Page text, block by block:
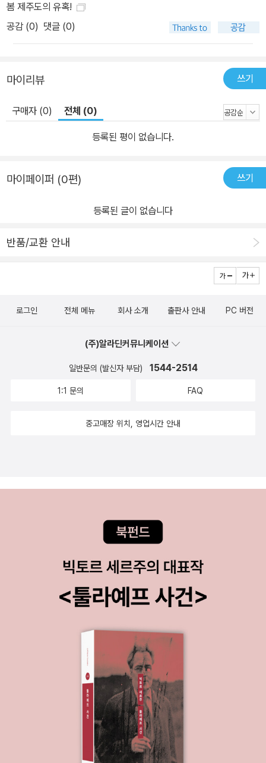
봄 제주도의 유혹!
공감 (0) 댓글 (0)
마이리뷰 쓰기
구매자 (0) 전체 (0)
등록된 평이 없습니다.
마이페이퍼 (0편) 쓰기
등록된 글이 없습니다
반품/교환 안내
로그인 전체 메뉴 회사 소개 출판사 안내 PC 버전
(주)알라딘커뮤니케이션
일반문의 (발신자 부담) 1544-2514
1:1 문의 FAQ
중고매장 위치, 영업시간 안내